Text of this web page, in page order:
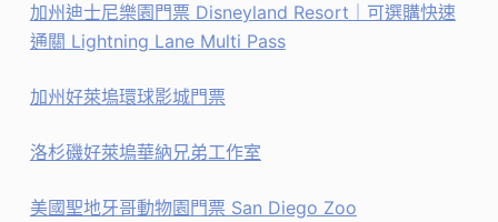
加州迪士尼樂園門票 Disneyland Resort｜可選購快速
通關 Lightning Lane Multi Pass
加州好萊塢環球影城門票
洛杉磯好萊塢華納兄弟工作室
美國聖地牙哥動物園門票 San Diego Zoo